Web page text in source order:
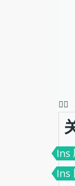
❤️‍🔥
Ins
Ins